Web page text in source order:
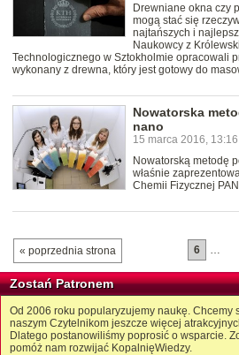
Drewniane okna czy
mogą stać się
najtańszych i
Naukowcy z
Technologicznego w Sztokholmie opracowali
wykonany z drewna, który jest gotowy do
Nowatorska
nano
15 marca 2016, 13:16
Nowatorską metodę
właśnie
Chemii Fizycznej
« poprzednia strona 6 …
Zostań Patronem
Od 2006 roku popularyzujemy naukę. Chcemy
naszym Czytelnikom jeszcze więcej
Dlatego postanowiliśmy poprosić o wsparcie.
pomóż nam rozwijać KopalnięWiedzy.